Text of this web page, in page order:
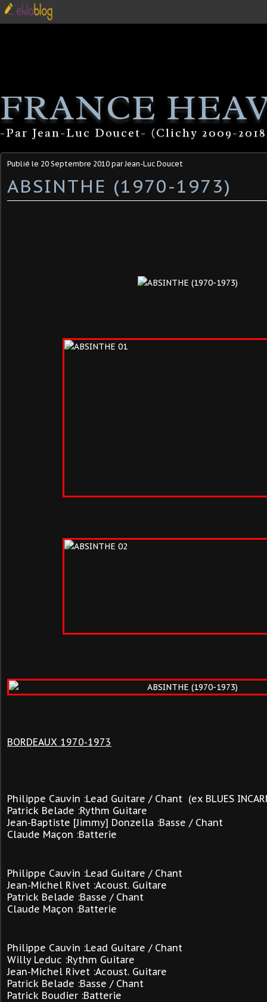
FRANCE
-Par Jean-Luc Doucet- (Clichy 2009-
Publié le 20 Septembre 2010 par Jean-Luc Doucet
ABSINTHE (1970-1973)
BORDEAUX 1970-1973
Philippe Cauvin :Lead Guitare / Chant (ex BLUES
Patrick Belade :Rythm Guitare
Jean-Baptiste [Jimmy] Donzella :Basse / Chant
Claude Maçon :Batterie
Philippe Cauvin :Lead Guitare / Chant
Jean-Michel Rivet :Acoust. Guitare
Patrick Belade :Basse / Chant
Claude Maçon :Batterie
Philippe Cauvin :Lead Guitare / Chant
Willy Leduc :Rythm Guitare
Jean-Michel Rivet :Acoust. Guitare
Patrick Belade :Basse / Chant
Patrick Boudier :Batterie